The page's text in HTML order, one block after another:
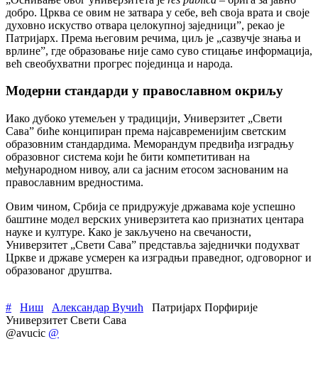
добро. Црква се овим не затвара у себе, већ своја врата и своје
духовно искуство отвара целокупној заједници”, рекао је
Патријарх. Према његовим речима, циљ је „сазвучје знања и
врлине”, где образовање није само суво стицање информација,
већ свеобухватни прогрес појединца и народа.
Модерни стандарди у православном окриљу
Иако дубоко утемељен у традицији, Универзитет „Свети
Сава” биће конципиран према најсавременијим светским
образовним стандардима. Меморандум предвиђа изградњу
образовног система који ће бити компетитиван на
међународном нивоу, али са јасним етосом заснованим на
православним вредностима.
Овим чином, Србија се придружује државама које успешно
баштине модел верских универзитета као признатих центара
науке и културе. Како је закључено на свечаности,
Универзитет „Свети Сава” представља заједнички подухват
Цркве и државе усмерен ка изградњи праведног, одговорног и
образованог друштва.
# Ниш Александар Вучић
Патријарх Порфирије
Универзитет Свети Сава
@avucic @